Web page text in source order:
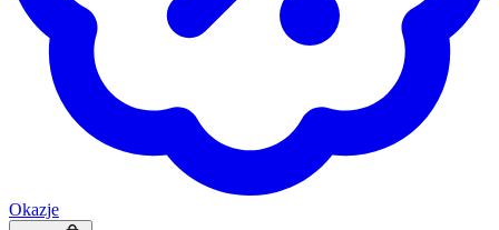
Okazje